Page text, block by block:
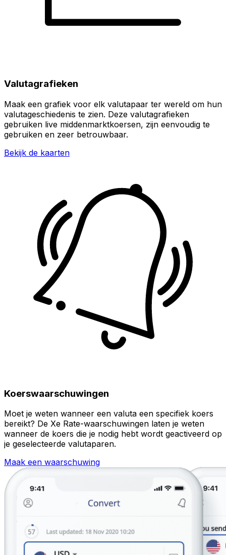
Valutagrafieken
Maak een grafiek voor elk valutapaar ter wereld om hun
valutageschiedenis te zien. Deze valutagrafieken
gebruiken live middenmarktkoersen, zijn eenvoudig te
gebruiken en zeer betrouwbaar.
Bekijk de kaarten
Koerswaarschuwingen
Moet je weten wanneer een valuta een specifiek koers
bereikt? De Xe Rate-waarschuwingen laten je weten
wanneer de koers die je nodig hebt wordt geactiveerd op
je geselecteerde valutaparen.
Maak een waarschuwing